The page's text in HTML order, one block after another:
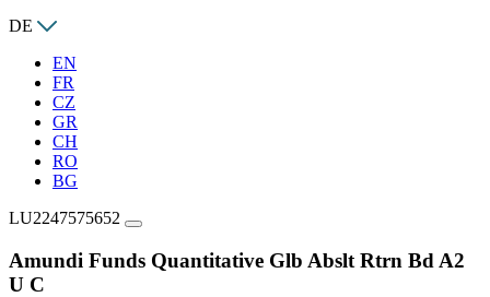
DE
EN
FR
CZ
GR
CH
RO
BG
LU2247575652
Amundi Funds Quantitative Glb Abslt Rtrn Bd A2
U C